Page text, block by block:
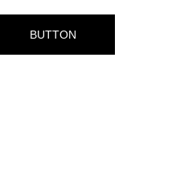
BUTTON